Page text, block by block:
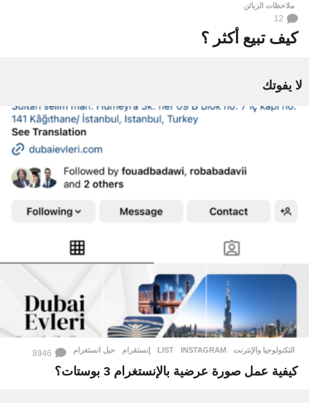
ملاحظات الزبائن
12
كيف تبيع أكثر ؟
لا يفوتك
التكنولوجيا والإنترنت INSTAGRAM
,
LIST
,
إنستقرام ,
حيل انستغرام 8946
كيفية عمل صورة عرضية بالإنستغرام 3 بوستات؟